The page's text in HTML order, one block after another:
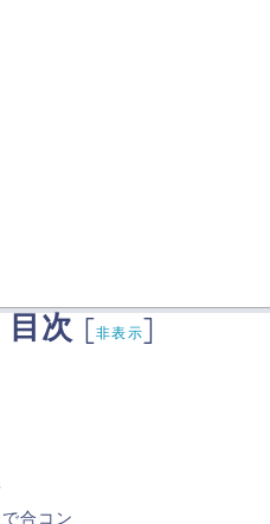
目次 [非表示]
合コン